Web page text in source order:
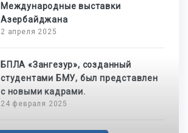
Международные выставки
Азербайджана
2 апреля 2025
БПЛА «Зангезур», созданный
студентами БМУ, был представлен
с новыми кадрами.
24 февраля 2025